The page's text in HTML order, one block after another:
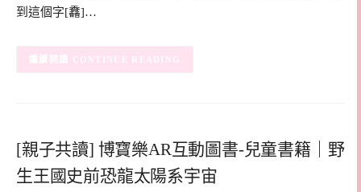
到這個字[馫]…
CONTINUE READING
[親子共讀] 博寶樂AR互動圖書-兒童書籍｜野
生王國史前恐龍太陽系宇宙